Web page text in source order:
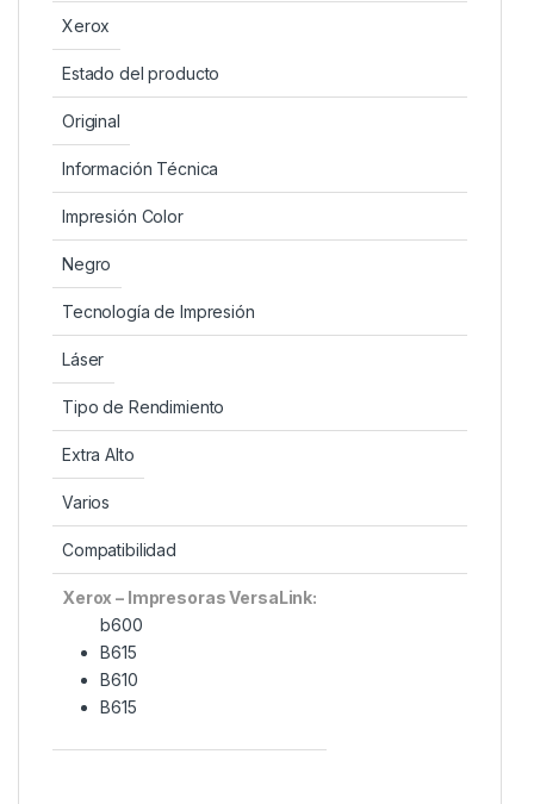
Xerox
Estado del producto
Original
Información Técnica
Impresión Color
Negro
Tecnología de Impresión
Láser
Tipo de Rendimiento
Extra Alto
Varios
Compatibilidad
Xerox – Impresoras VersaLink:
b600
B615
B610
B615